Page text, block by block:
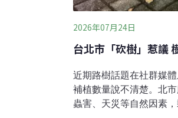
2026年07月24日
近期路樹話題在社群媒
補植數量說不清楚。北
蟲害、天災等自然因素